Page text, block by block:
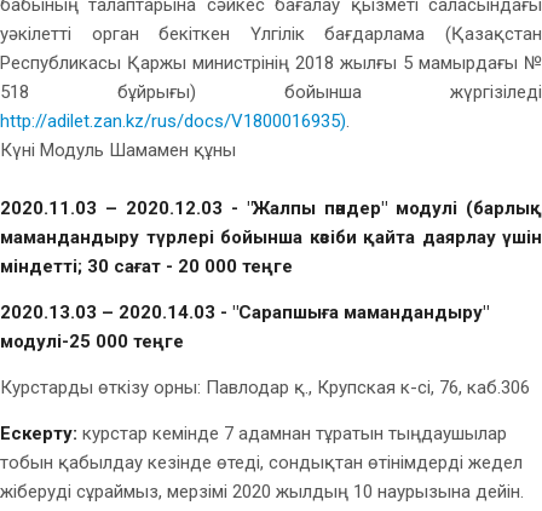
бабының талаптарына сәйкес бағалау қызметі саласындағы
уәкілетті орган бекіткен Үлгілік бағдарлама (Қазақстан
Республикасы Қаржы министрінің 2018 жылғы 5 мамырдағы №
518 бұйрығы) бойынша жүргізіледі
http://adilet.zan.kz/rus/docs/V1800016935).
Күні Модуль Шамамен құны
2020.11.03 – 2020.12.03 - "Жалпы пәндер" модулі (барлық
мамандандыру түрлері бойынша кәсіби қайта даярлау үшін
міндетті; 30 сағат - 20 000 теңге
2020.13.03 – 2020.14.03 - "Сарапшыға мамандандыру"
модулі-25 000 теңге
Курстарды өткізу орны: Павлодар қ., Крупская к-сі, 76, каб.306
Ескерту: курстар кемінде 7 адамнан тұратын тыңдаушылар
тобын қабылдау кезінде өтеді, сондықтан өтінімдерді жедел
жіберуді сұраймыз, мерзімі 2020 жылдың 10 наурызына дейін.